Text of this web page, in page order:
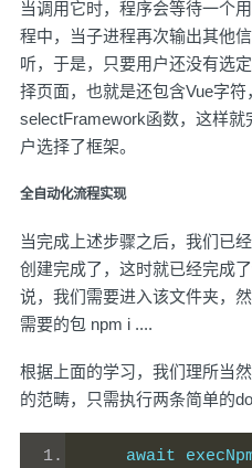
当调用它时，程序会等待一个
程中，当子进程再次输出其他
听，于是，只要用户还没有选
择页面，也就是还包含Vue字符
selectFramework函数，这样
户选择了框架。
全自动化流程实现
当完成上述步骤之后，我们已
创建完成了，这时就已经完成
说，我们需要进入该文件夹，
需要的包 npm i ....
根据上面的学习，我们理所当
的范畴，只需执行两条简单的
await